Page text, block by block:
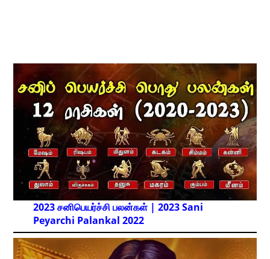
2023 சனிபெயர்ச்சி பலன்கள் | 2023 Sani
Peyarchi Palankal 2022